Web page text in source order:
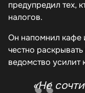
предупредил тех,
налогов.
Он напомнил кафе
честно
ведомство усилит
«Не